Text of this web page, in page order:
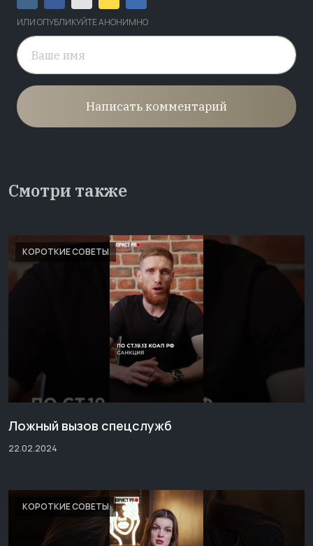
ИЛИ ОПУБЛИКУЙТЕ АНОНИМНО
Написать комментарий
Смотри также
КОРОТКИЕ СОВЕТЫ
Ложный вызов спецслужб
22.02.2024
КОРОТКИЕ СОВЕТЫ